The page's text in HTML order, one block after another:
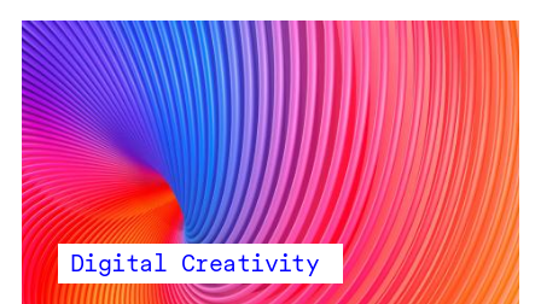
Digital Creativity